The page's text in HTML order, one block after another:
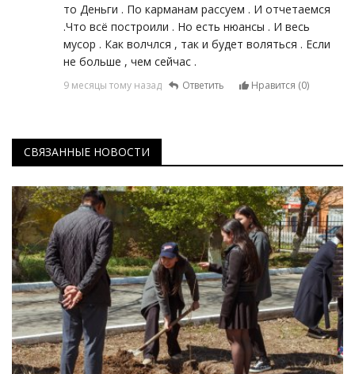
то Деньги . По карманам рассуем . И отчетаемся
.Что всё построили . Но есть нюансы . И весь
мусор . Как волчлся , так и будет воляться . Если
не больше , чем сейчас .
9 месяцы тому назад Ответить Нравится (0)
СВЯЗАННЫЕ НОВОСТИ